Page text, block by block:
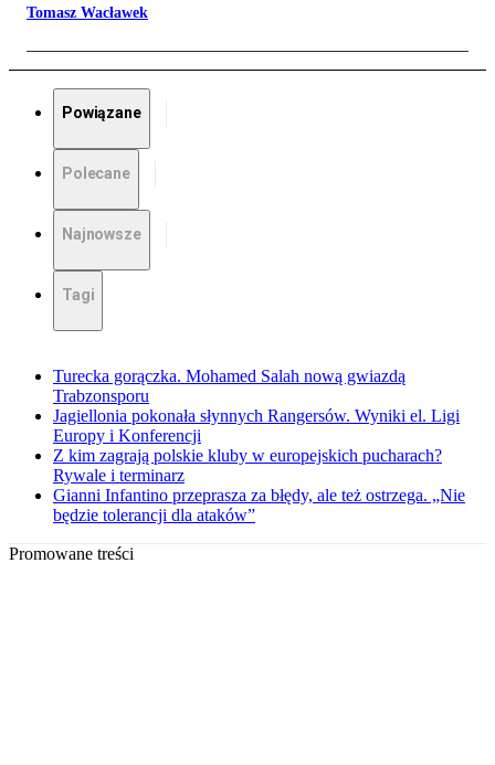
Tomasz Wacławek
Powiązane
Polecane
Najnowsze
Tagi
Turecka gorączka. Mohamed Salah nową gwiazdą
Trabzonsporu
Jagiellonia pokonała słynnych Rangersów. Wyniki el. Ligi
Europy i Konferencji
Z kim zagrają polskie kluby w europejskich pucharach?
Rywale i terminarz
Gianni Infantino przeprasza za błędy, ale też ostrzega. „Nie
będzie tolerancji dla ataków”
Promowane treści